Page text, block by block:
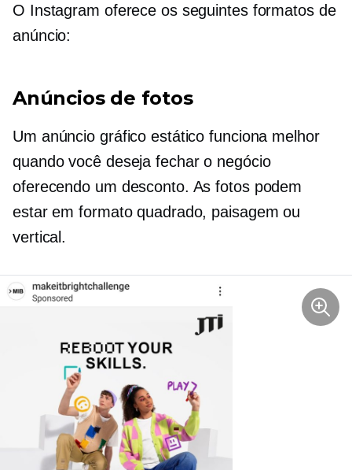
O Instagram oferece os seguintes formatos de
anúncio:
Anúncios de fotos
Um anúncio gráfico estático funciona melhor
quando você deseja fechar o negócio
oferecendo um desconto. As fotos podem
estar em formato quadrado, paisagem ou
vertical.